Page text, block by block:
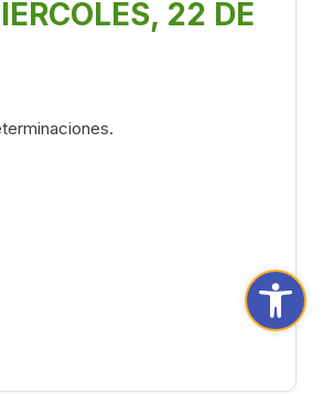
Abrir
22 DE